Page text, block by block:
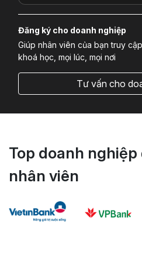
Đăng ký cho doanh nghiệp
Giúp nhân viên của bạn truy
khoá học, mọi lúc, mọi nơi
Tư vấn cho
Top doanh
nhân viên